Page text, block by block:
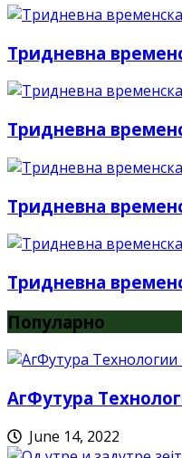
Тридневна
Тридневна
Тридневна
Тридневна
Популарно
АгФутура
June 14, 2022